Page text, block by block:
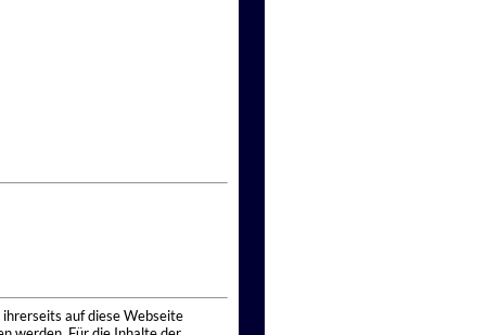
auf diese Webseite